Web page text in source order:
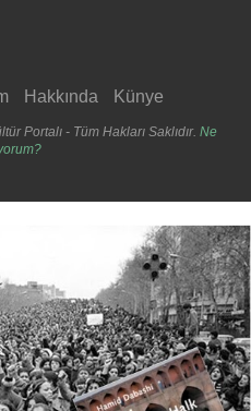
Hakkında Künye
Portalı - Tüm Hakları Saklıdır. Ne